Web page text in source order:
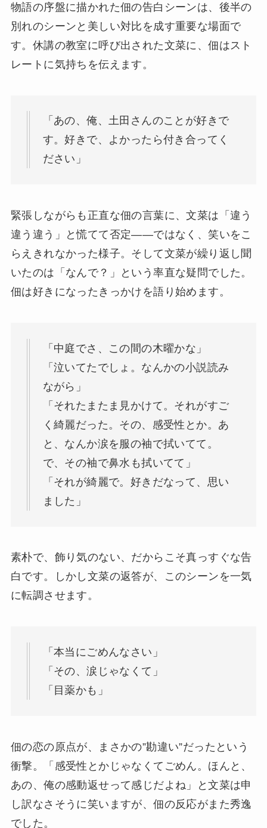
物語の序盤に描かれた佃の告白シーンは、後半の
別れのシーンと美しい対比を成す重要な場面で
す。休講の教室に呼び出された文菜に、佃はスト
レートに気持ちを伝えます。
「あの、俺、土田さんのことが好きで
す。好きで、よかったら付き合ってく
ださい」
緊張しながらも正直な佃の言葉に、文菜は「違う
違う違う」と慌てて否定――ではなく、笑いをこ
らえきれなかった様子。そして文菜が繰り返し聞
いたのは「なんで？」という率直な疑問でした。
佃は好きになったきっかけを語り始めます。
「中庭でさ、この間の木曜かな」
「泣いてたでしょ。なんかの小説読み
ながら」
「それたまたま見かけて。それがすご
く綺麗だった。その、感受性とか。あ
と、なんか涙を服の袖で拭いてて。
で、その袖で鼻水も拭いてて」
「それが綺麗で。好きだなって、思い
ました」
素朴で、飾り気のない、だからこそ真っすぐな告
白です。しかし文菜の返答が、このシーンを一気
に転調させます。
「本当にごめんなさい」
「その、涙じゃなくて」
「目薬かも」
佃の恋の原点が、まさかの”勘違い”だったという
衝撃。「感受性とかじゃなくてごめん。ほんと、
あの、俺の感動返せって感じだよね」と文菜は申
し訳なさそうに笑いますが、佃の反応がまた秀逸
でした。